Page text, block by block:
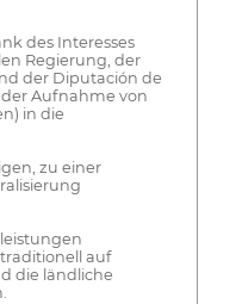
des Interesses
Regierung, der
der Diputación de
Aufnahme von
in die
zu einer
auf
die ländliche